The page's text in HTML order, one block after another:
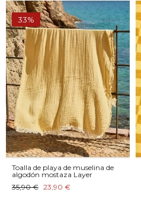
33%
Toalla de playa de muselina de
algodón mostaza Layer
35,90 € 23,90 €